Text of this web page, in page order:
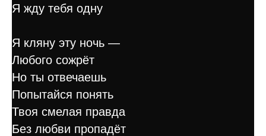
Я жду тебя одну
Я кляну эту ночь —
Любого сожрёт
Но ты отвечаешь
Попытайся понять
Твоя смелая правда
Без любви пропадёт